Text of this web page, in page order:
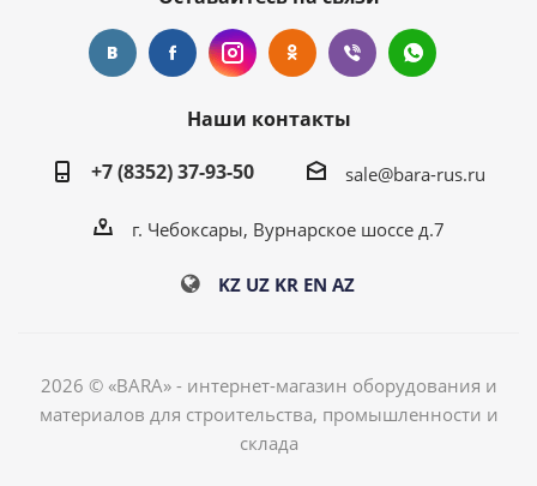
Наши контакты
+7 (8352) 37-93-50
sale@bara-rus.ru
г. Чебоксары, Вурнарское шоссе д.7
KZ UZ KR EN AZ
2026 © «BARA» - интернет-магазин оборудования и
материалов для строительства, промышленности и
склада